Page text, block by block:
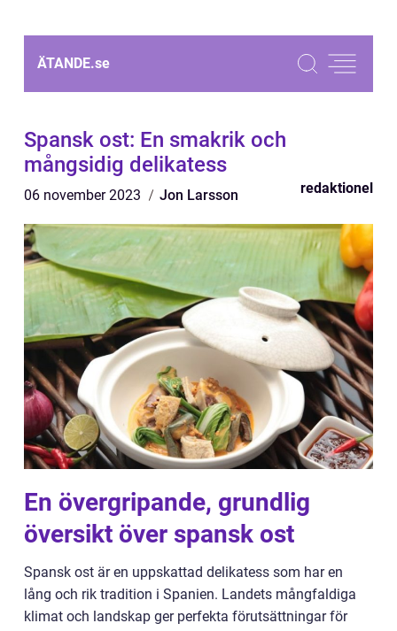
ÄTANDE.se
Spansk ost: En smakrik och
mångsidig delikatess
06 november 2023 Jon Larsson redaktionel
En övergripande, grundlig
översikt över spansk ost
Spansk ost är en uppskattad delikatess som har en
lång och rik tradition i Spanien. Landets mångfaldiga
klimat och landskap ger perfekta förutsättningar för